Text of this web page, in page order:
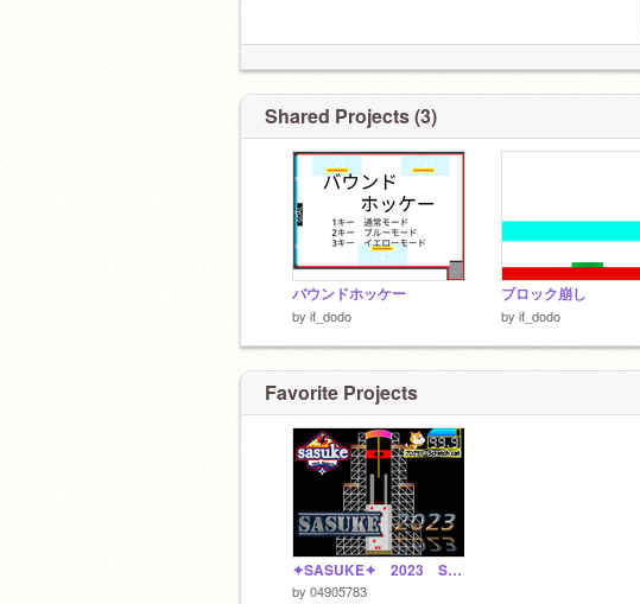
Shared Projects (3)
バウンドホッケー
by if_dodo
ブロック崩し
by if_dodo
Favorite Projects
✦SASUKE✦ 2023 Scratch
by 04905783